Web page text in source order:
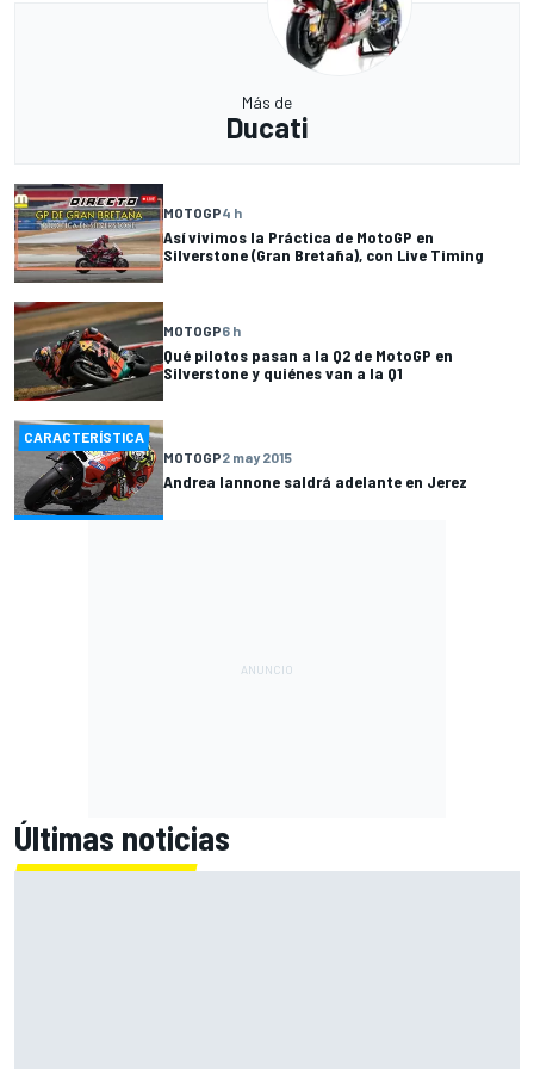
Más de
Ducati
MOTOGP4 h
Así vivimos la Práctica de MotoGP en
Silverstone (Gran Bretaña), con Live Timing
MOTOGP6 h
Qué pilotos pasan a la Q2 de MotoGP en
Silverstone y quiénes van a la Q1
CARACTERÍSTICA
MOTOGP2 may 2015
Andrea Iannone saldrá adelante en Jerez
Últimas noticias